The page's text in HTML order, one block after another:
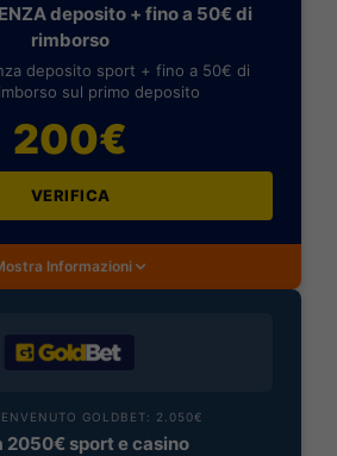
deposito + fino a 50€ di
rimborso
deposito sport + fino a 50€ di
sul primo deposito
200€
VERIFICA
Informazioni
GOLDBET: 2.050€
2050€ sport e casino